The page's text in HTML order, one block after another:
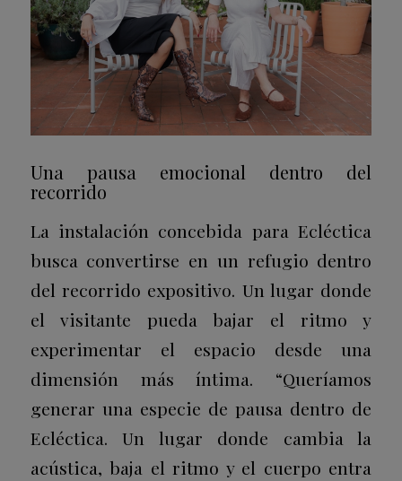
Una pausa emocional dentro del
recorrido
La instalación concebida para Ecléctica
busca convertirse en un refugio dentro
del recorrido expositivo. Un lugar donde
el visitante pueda bajar el ritmo y
experimentar el espacio desde una
dimensión más íntima. “Queríamos
generar una especie de pausa dentro de
Ecléctica. Un lugar donde cambia la
acústica, baja el ritmo y el cuerpo entra